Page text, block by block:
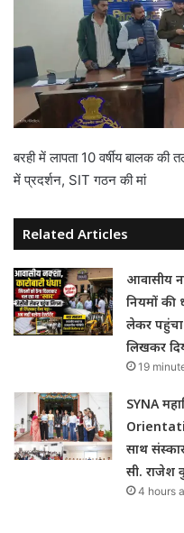
बरही में लापता 10 वर्षीय बालक
में प्रदर्शन, SIT गठन की मां
Related Articles
आवासीय
नियमों की
लेकर
लिखकर
19
SYNA
साथ
सी. राजेश
4 hours